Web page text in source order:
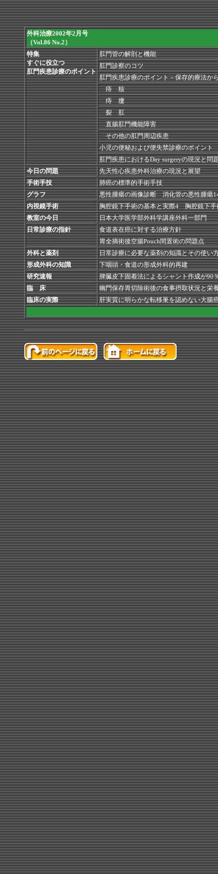
外科治療2002年2月号
（Vol.86 No.2）
特集
すぐに役立つ
肛門疾患診療のポイント
肛門管の解剖と機能
肛門診察のコツ
肛門疾患診療のポイント－保存的療法か
痔 核
痔 瘻
裂 肛
直腸肛門機能障害
その他の肛門周辺疾患
小児の便秘および便失禁診療のポイント
肛門疾患におけるDay surgeryの現況と問
今日の問題
先天性心疾患外科治療の現況と展望
手術手技
肺癌の標準的手術手技
グラフ
悪性腫瘍の画像診断 消化管の悪性腫瘍
内視鏡手術
胸腔鏡下手術の基本と実際4 胸腔鏡下手
教室の今日
日本大学医学部外科学講座外科一部門
日常診療の指針
食道表在癌に対する治療方針
胃全摘術後空腸Pouch間置術の問題点
外科と薬剤
日常診療に必要な薬剤の知識とその使
形成外科の知識
下咽頭・食道の形成外科的再建
研究速報
脾臓皮下固着法によるシャント作成が90
臨 床
幽門保存胃切除術後の食事摂取状況と栄
臨床の実際
肝実質に明らかな転移巣を認めない大腸